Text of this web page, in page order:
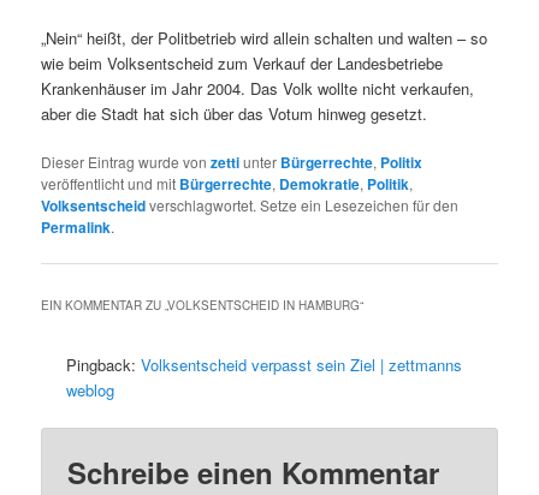
„Nein“ heißt, der Politbetrieb wird allein schalten und walten – so
wie beim Volksentscheid zum Verkauf der Landesbetriebe
Krankenhäuser im Jahr 2004. Das Volk wollte nicht verkaufen,
aber die Stadt hat sich über das Votum hinweg gesetzt.
Dieser Eintrag wurde vonzettiunter Bürgerrechte, Politix
veröffentlicht und mit Bürgerrechte, Demokratie, Politik,
Volksentscheidverschlagwortet. Setze ein Lesezeichen für den
Permalink.
EIN KOMMENTAR ZU „VOLKSENTSCHEID IN HAMBURG“
Pingback:Volksentscheid verpasst sein Ziel | zettmanns
weblog
Schreibe einen Kommentar